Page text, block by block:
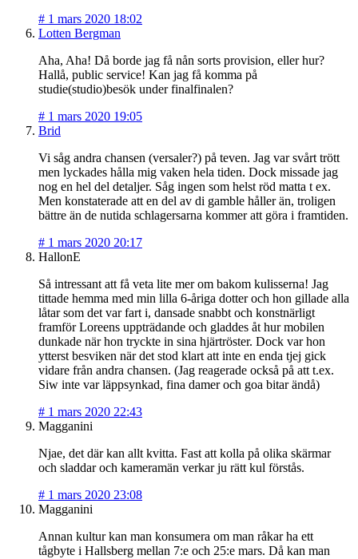
# 1 mars 2020 18:02
Lotten Bergman
Aha, Aha! Då borde jag få nån sorts provision, eller hur?
Hallå, public service! Kan jag få komma på
studie(studio)besök under finalfinalen?
# 1 mars 2020 19:05
Brid
Vi såg andra chansen (versaler?) på teven. Jag var svårt trött
men lyckades hålla mig vaken hela tiden. Dock missade jag
nog en hel del detaljer. Såg ingen som helst röd matta t ex.
Men konstaterade att en del av di gamble håller än, troligen
bättre än de nutida schlagersarna kommer att göra i framtiden.
# 1 mars 2020 20:17
HallonE
Så intressant att få veta lite mer om bakom kulisserna! Jag
tittade hemma med min lilla 6-åriga dotter och hon gillade alla
låtar som det var fart i, dansade snabbt och konstnärligt
framför Loreens uppträdande och gladdes åt hur mobilen
dunkade när hon tryckte in sina hjärtröster. Dock var hon
ytterst besviken när det stod klart att inte en enda tjej gick
vidare från andra chansen. (Jag reagerade också på att t.ex.
Siw inte var läppsynkad, fina damer och goa bitar ändå)
# 1 mars 2020 22:43
Magganini
Njae, det där kan allt kvitta. Fast att kolla på olika skärmar
och sladdar och kameramän verkar ju rätt kul förstås.
# 1 mars 2020 23:08
Magganini
Annan kultur kan man konsumera om man råkar ha ett
tågbyte i Hallsberg mellan 7:e och 25:e mars. Då kan man